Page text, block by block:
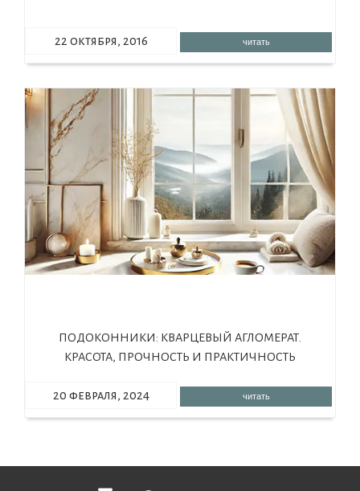
22 октября, 2016 читать
ПОДОКОННИКИ: КВАРЦЕВЫЙ АГЛОМЕРАТ.
КРАСОТА, ПРОЧНОСТЬ И ПРАКТИЧНОСТЬ
20 февраля, 2024 читать